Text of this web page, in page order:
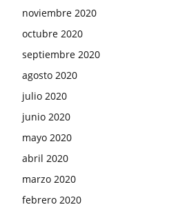
noviembre 2020
octubre 2020
septiembre 2020
agosto 2020
julio 2020
junio 2020
mayo 2020
abril 2020
marzo 2020
febrero 2020